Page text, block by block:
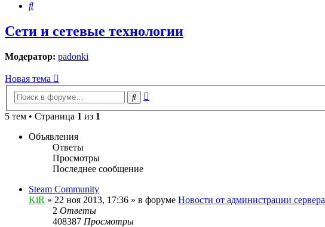
Поиск
Сети и сетевые технологии
Модератор: padonki
Новая тема
Поиск
5 тем • Страница 1 из 1
Объявления
Ответы
Просмотры
Последнее сообщение
Steam Community
KiR » 22 ноя 2013, 17:36 » в форуме Новости от администрации сервера
2 Ответы
408387 Просмотры